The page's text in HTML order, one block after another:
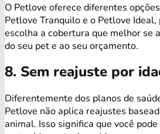
O Petlove oferece diferentes
Petlove Tranquilo e o Petlove
escolha a cobertura que melhor se
do seu pet e ao seu orçamento.
8. Sem reajuste por
Diferentemente dos planos de
Petlove não aplica reajustes
animal. Isso significa que você